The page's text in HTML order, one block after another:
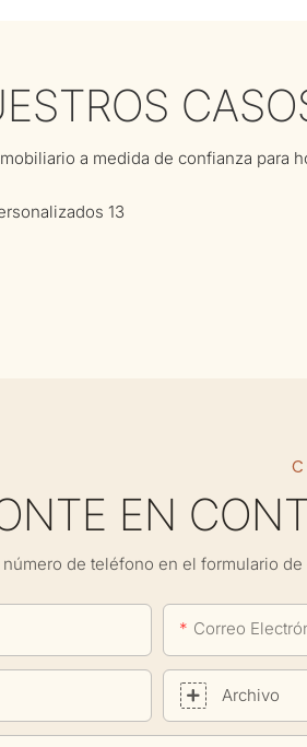
a medida de confianza para
EN
de teléfono en el formulario
Correo
Archivo